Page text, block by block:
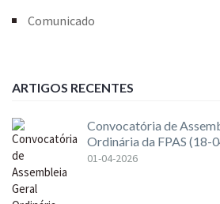
Comunicado
ARTIGOS RECENTES
Convocatória de
Ordinária da FPAS (18-
01-04-2026